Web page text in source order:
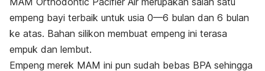
empeng bayi terbaik untuk usia 0—6 bulan dan 6 bulan
ke atas. Bahan silikon membuat empeng ini terasa
empuk dan lembut.
Empeng merek MAM ini pun sudah bebas BPA sehingga